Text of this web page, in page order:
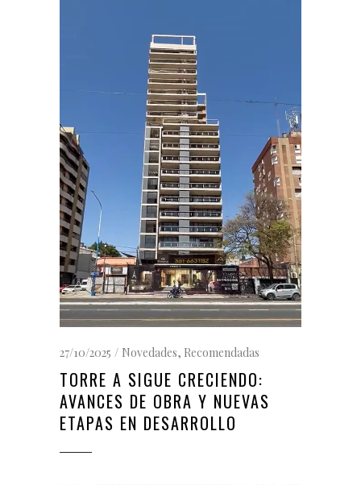
27/10/2025 Novedades, Recomendadas
TORRE A SIGUE CRECIENDO:
AVANCES DE OBRA Y NUEVAS
ETAPAS EN DESARROLLO